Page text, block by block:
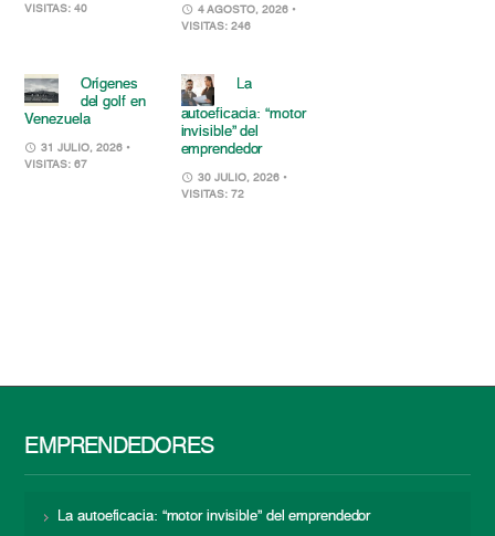
VISITAS: 40
4 AGOSTO, 2026 •
VISITAS: 246
Orígenes
del golf en
Venezuela
31 JULIO, 2026 •
VISITAS: 67
La
autoeficacia: “motor
invisible” del
emprendedor
30 JULIO, 2026 •
VISITAS: 72
EMPRENDEDORES
La autoeficacia: “motor invisible” del emprendedor